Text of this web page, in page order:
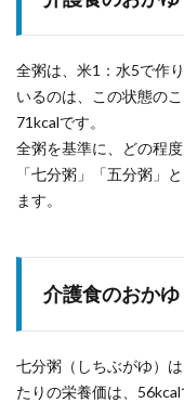
全粥は、米1：水5で作
いるのは、この状態の
71kcalです。
全粥を基準に、どの程
「七分粥」「五分粥」
ます。
介護食のおか
七分粥（しちぶがゆ）
たりの栄養価は、56kcal